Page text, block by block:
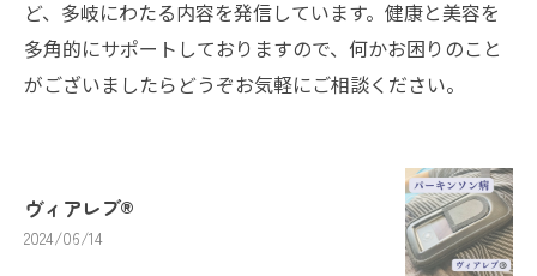
ど、多岐にわたる内容を発信しています。健康と美容を
多角的にサポートしておりますので、何かお困りのこと
がございましたらどうぞお気軽にご相談ください。
ヴィアレブ®️
2024/06/14